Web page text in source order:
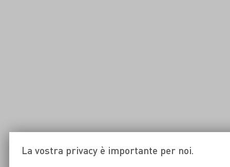
La vostra privacy è importante per noi.